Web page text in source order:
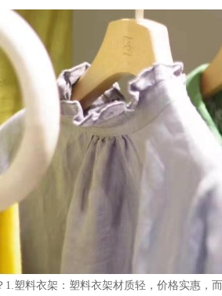
1. 塑料衣架：塑料衣架材质轻，价格实惠，